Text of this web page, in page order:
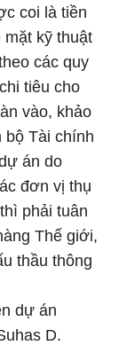
coi là tiền
mặt kỹ thuật
các quy
tiêu cho
vào, khảo
bộ Tài chính
án do
đơn vị thụ
phải tuân
Thế giới,
thầu thông
dự án
D.